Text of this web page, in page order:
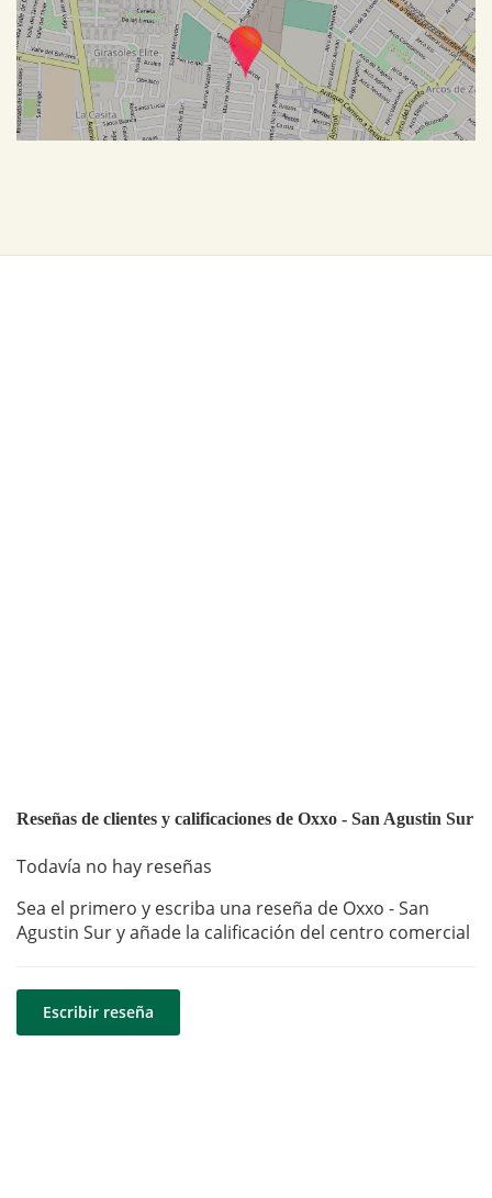
Reseñas de clientes y calificaciones de Oxxo - San Agustin Sur
Todavía no hay reseñas
Sea el primero y escriba una reseña de Oxxo - San
Agustin Sur y añade la calificación del centro comercial
Escribir reseña